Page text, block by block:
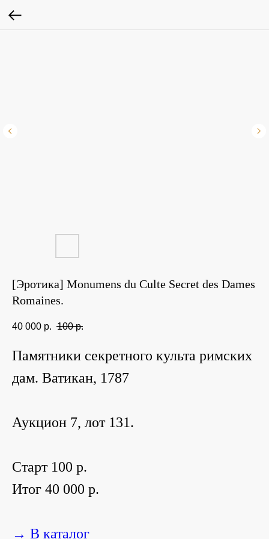
[Эротика] Monumens du Culte Secret des Dames
Romaines.
40 000 р. 100 р.
Памятники секретного культа римских
дам. Ватикан, 1787
Аукцион 7, лот 131.
Старт 100 р.
Итог 40 000 р.
→ В каталог